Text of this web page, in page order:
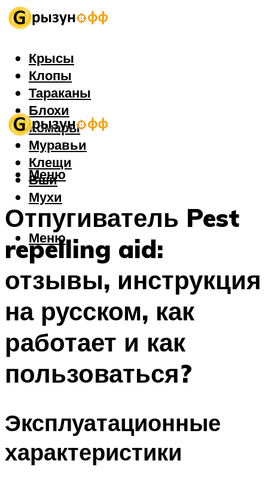
Крысы
Клопы
Тараканы
Блохи
Комары
Муравьи
Клещи
Вши
Мухи
Меню
Меню
Отпугиватель Pest
repelling aid:
отзывы, инструкция
на русском, как
работает и как
пользоваться?
Эксплуатационные
характеристики